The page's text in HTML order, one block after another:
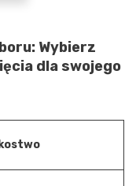
Wybierz
dla swojego